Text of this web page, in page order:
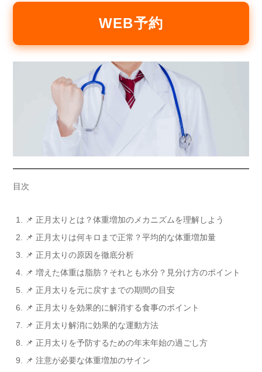
WEB予約
目次
📌 正月太りとは？体重増加のメカニズムを理解しよう
📌 正月太りは何キロまで正常？平均的な体重増加量
📌 正月太りの原因を徹底分析
📌 増えた体重は脂肪？それとも水分？見分け方のポイント
📌 正月太りを元に戻すまでの期間の目安
📌 正月太りを効果的に解消する食事のポイント
📌 正月太り解消に効果的な運動方法
📌 正月太りを予防するための年末年始の過ごし方
📌 注意が必要な体重増加のサイン